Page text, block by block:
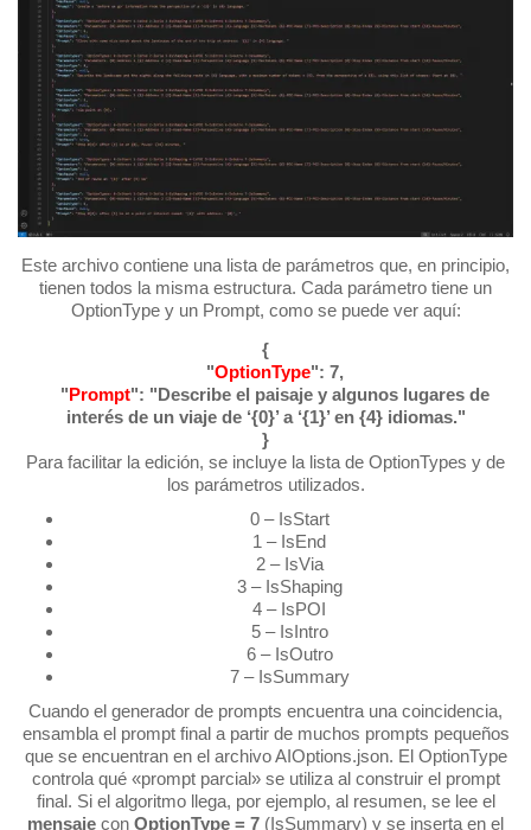
Este archivo contiene una lista de parámetros que, en principio,
tienen todos la misma estructura. Cada parámetro tiene un
OptionType y un Prompt, como se puede ver aquí:
{
"OptionType": 7,
"Prompt": "Describe el paisaje y algunos lugares de
interés de un viaje de ‘{0}’ a ‘{1}’ en {4} idiomas."
}
Para facilitar la edición, se incluye la lista de OptionTypes y de
los parámetros utilizados.
0 – IsStart
1 – IsEnd
2 – IsVia
3 – IsShaping
4 – IsPOI
5 – IsIntro
6 – IsOutro
7 – IsSummary
Cuando el generador de prompts encuentra una coincidencia,
ensambla el prompt final a partir de muchos prompts pequeños
que se encuentran en el archivo AIOptions.json. El OptionType
controla qué «prompt parcial» se utiliza al construir el prompt
final. Si el algoritmo llega, por ejemplo, al resumen, se lee el
mensaje con OptionType = 7 (IsSummary) y se inserta en el